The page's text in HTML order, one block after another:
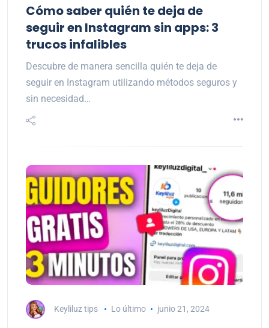
Cómo saber quién te deja de
seguir en Instagram sin apps: 3
trucos infalibles
Descubre de manera sencilla quién te deja de
seguir en Instagram utilizando métodos seguros y
sin necesidad…
Keyliluz tips Lo último junio 21, 2024